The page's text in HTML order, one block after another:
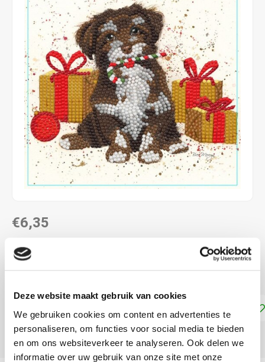
Deze website maakt gebruik van cookies
We gebruiken cookies om content en advertenties te
personaliseren, om functies voor social media te bieden
en om ons websiteverkeer te analyseren. Ook delen we
informatie over uw gebruik van onze site met onze
€6,35
DIRECT LEVERBAAR
Toevoegen aan winkelwagen
DELEN: